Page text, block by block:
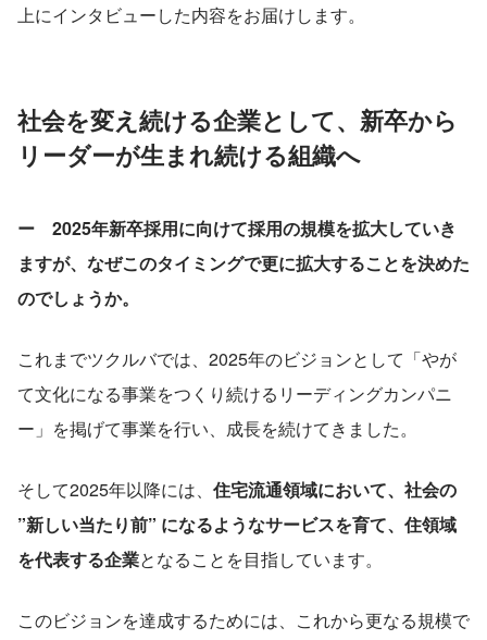
上にインタビューした内容をお届けします。
社会を変え続ける企業として、新卒から
リーダーが生まれ続ける組織へ
ー　2025年新卒採用に向けて採用の規模を拡大していき
ますが、なぜこのタイミングで更に拡大することを決めた
のでしょうか。
これまでツクルバでは、2025年のビジョンとして「やが
て文化になる事業をつくり続けるリーディングカンパニ
ー」を掲げて事業を行い、成長を続けてきました。
そして2025年以降には、 住宅流通領域において、社会の
”新しい当たり前” になるようなサービスを育て、住領域
を代表する企業となることを目指しています。
このビジョンを達成するためには、これから更なる規模で